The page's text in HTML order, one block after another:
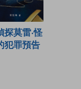
探莫雷‧怪
犯罪預告